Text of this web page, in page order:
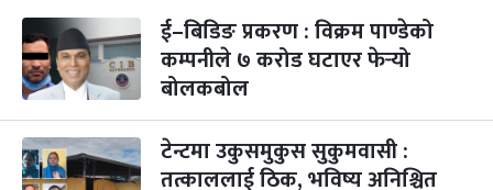
३
मंगल
महानवमी
कार्तिक ३, २०८३-Oct 20, 2026
२ महिना बाँकी
४
ई–बिडिङ प्रकरण : विक्रम पाण्डेको
कम्पनीले ७ करोड घटाएर फेर्‍यो
बोलकबोल
टेन्टमा उकुसमुकुस सुकुमवासी :
तत्काललाई ठिक, भविष्य अनिश्चित